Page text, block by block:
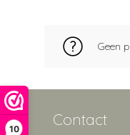
10
Geen
Contact